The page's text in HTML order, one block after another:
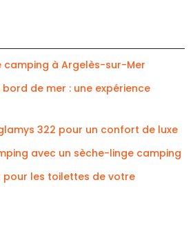
à Argelès-sur-Mer
de mer : une expérience
322 pour un confort de luxe
avec un sèche-linge camping
pour les toilettes de votre